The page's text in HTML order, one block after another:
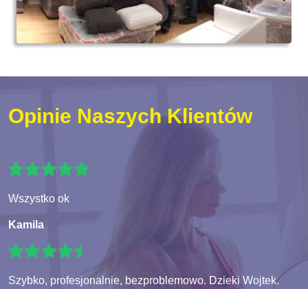
Opinie Naszych Klientów
Wszystko ok
Kamila
Szybko, profesjonalnie, bezproblemowo. Dzieki Wojtek.